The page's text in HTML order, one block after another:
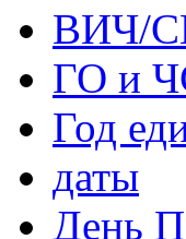
ВИЧ/
ГО и
Год
даты
День